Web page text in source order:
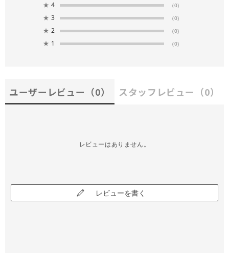
★ 4 (0)
★ 3 (0)
★ 2 (0)
★ 1 (0)
ユーザーレビュー （0） スタッフレビュー （0）
レビューはありません。
レビューを書く